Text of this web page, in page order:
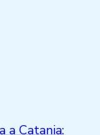
a Catania: